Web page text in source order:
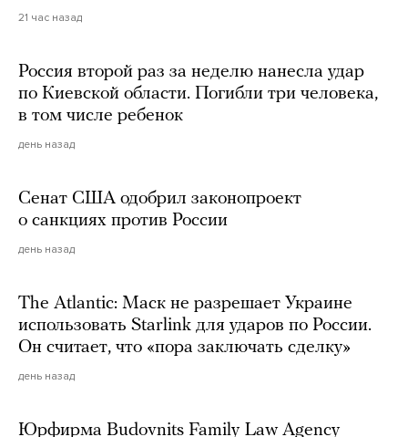
21 час назад
Россия второй раз за неделю нанесла удар
по Киевской области. Погибли три человека,
в том числе ребенок
день назад
Сенат США одобрил законопроект
о санкциях против России
день назад
The Atlantic: Маск не разрешает Украине
использовать Starlink для ударов по России.
Он считает, что «пора заключать сделку»
день назад
Юрфирма Budovnits Family Law Agency